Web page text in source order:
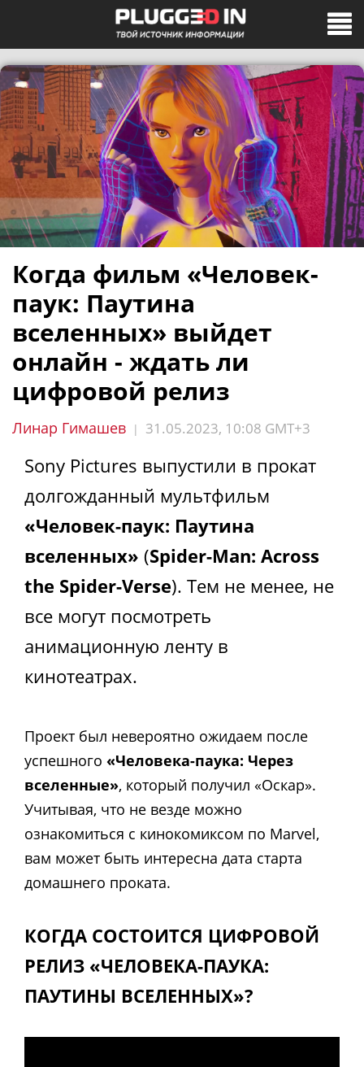
Когда фильм «Человек-
паук: Паутина
вселенных» выйдет
онлайн - ждать ли
цифровой релиз
Линар Гимашев | 31.05.2023, 10:08 GMT+3
Sony Pictures выпустили в прокат
долгожданный мультфильм
«Человек-паук: Паутина
вселенных» (Spider-Man: Across
the Spider-Verse). Тем не менее, не
все могут посмотреть
анимационную ленту в
кинотеатрах.
Проект был невероятно ожидаем после
успешного «Человека-паука: Через
вселенные», который получил «Оскар».
Учитывая, что не везде можно
ознакомиться с кинокомиксом по Marvel,
вам может быть интересна дата старта
домашнего проката.
КОГДА СОСТОИТСЯ ЦИФРОВОЙ
РЕЛИЗ «ЧЕЛОВЕКА-ПАУКА:
ПАУТИНЫ ВСЕЛЕННЫХ»?